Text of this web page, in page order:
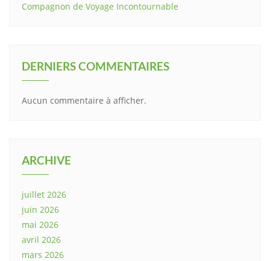
Compagnon de Voyage Incontournable
DERNIERS COMMENTAIRES
Aucun commentaire à afficher.
ARCHIVE
juillet 2026
juin 2026
mai 2026
avril 2026
mars 2026